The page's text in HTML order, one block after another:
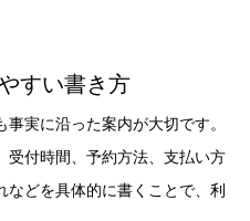
すい書き方
実に沿った案内が大切です。
受付時間、予約方法、支払い方
どを具体的に書くことで、利